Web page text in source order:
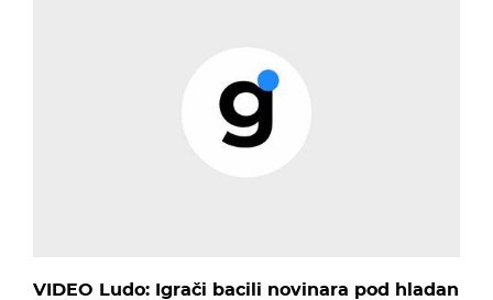
VIDEO Ludo: Igrači bacili novinara pod hladan